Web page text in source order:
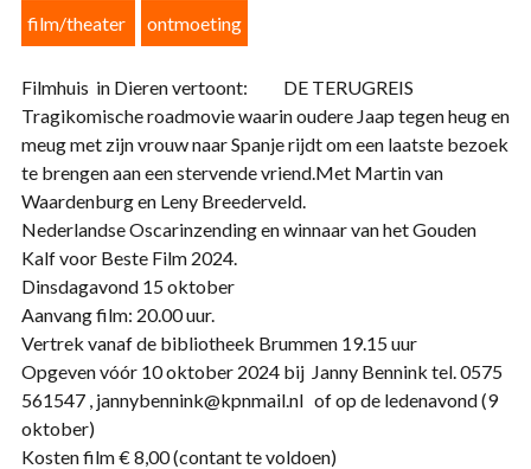
film/theater ontmoeting
Filmhuis in Dieren vertoont: DE TERUGREIS
Tragikomische roadmovie waarin oudere Jaap tegen heug en
meug met zijn vrouw naar Spanje rijdt om een laatste bezoek
te brengen aan een stervende vriend.Met Martin van
Waardenburg en Leny Breederveld.
Nederlandse Oscarinzending en winnaar van het Gouden
Kalf voor Beste Film 2024.
Dinsdagavond 15 oktober
Aanvang film: 20.00 uur.
Vertrek vanaf de bibliotheek Brummen 19.15 uur
Opgeven vóór 10 oktober 2024 bij Janny Bennink tel. 0575
561547 , jannybennink@kpnmail.nl of op de ledenavond (9
oktober)
Kosten film € 8,00 (contant te voldoen)